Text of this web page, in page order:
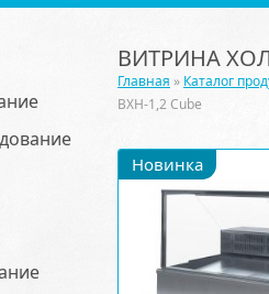
ВИТРИНА
Главная » Каталог
ВХН-1,2 Cube
Новинка